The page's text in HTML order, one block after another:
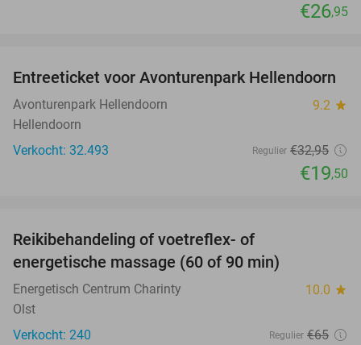
€26,95
41%
Entreeticket voor Avonturenpark Hellendoorn
Avonturenpark Hellendoorn 9.2 star
Hellendoorn
Verkocht: 32.493
Regulier €32,95
€19,50
OUT
Reikibehandeling of voetreflex- of
energetische massage (60 of 90 min)
Energetisch Centrum Charinty 10.0 star
Olst
Verkocht: 240
Regulier €65